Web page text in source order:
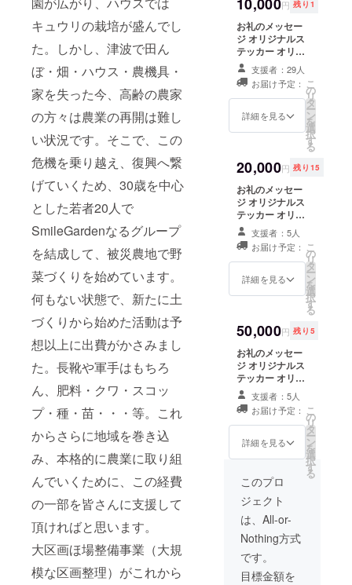
キュウリの栽培が盛んでし
た。しかし、津波で田ん
ぼ・畑・ハウス・農機具・
家を失った今、高齢の農家
の方々は農業の再開は難し
い状況です。そこで、この
危機を乗り越え、復興へ繋
げていくため、30歳を中心
とした若者20人で
SmileGardenなるグループ
を結成して、被災農地で野
菜づくりを始めています。
何もない状態で、新たに土
づくりから始めた活動は予
想以上に出費がかさみまし
た。長靴や軍手はもちろ
ん、肥料・クワ・スコッ
プ・種・苗・・・等。これ
からさらに地域を巻き込
み、本格的に農業に取り組
んでいくために、この経費
の一部を皆さんに支援して
頂ければと思います。
大区画ほ場整備事業（大規
模な区画整理）がこれから
10,000円 残り1
お礼のメッセー
ジ オリジナルス
テッカー オリジ
ナルTシャツ１枚
採れたて野菜1種
活動報告
支援者：29人
お届け予定：
詳細を見る
こ
の
リ
タ
ー
ン
を
選
択
す
る
20,000円 残り15
お礼のメッセー
ジ オリジナルス
テッカー オリジ
ナルTシャツ２色
２枚 採れたて野
菜３種 活動報告
支援者：5人
お届け予定：
詳細を見る
こ
の
リ
タ
ー
ン
を
選
択
す
る
50,000円 残り5
お礼のメッセー
ジ オリジナルス
テッカー オリジ
ナルTシャツ３色
３枚 採れたて野
菜１年間郵送 来
年夏の収穫祭に
ご招待 ※2013年
105番地で開催
予定 活動報告
支援者：5人
お届け予定：
詳細を見る
こ
の
リ
タ
ー
ン
を
選
択
す
る
このプロ
ジェクト
は、All-or-
Nothing方式
です。
目標金額を